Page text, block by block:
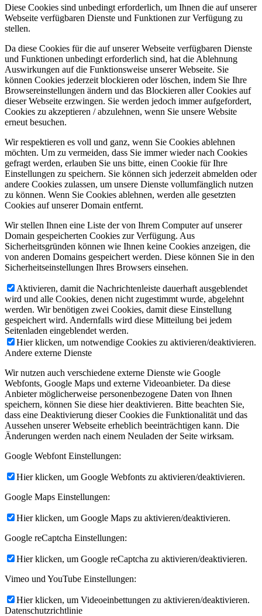
Diese Cookies sind unbedingt erforderlich, um Ihnen die auf unserer
Webseite verfügbaren Dienste und Funktionen zur Verfügung zu
stellen.
Da diese Cookies für die auf unserer Webseite verfügbaren Dienste
und Funktionen unbedingt erforderlich sind, hat die Ablehnung
Auswirkungen auf die Funktionsweise unserer Webseite. Sie
können Cookies jederzeit blockieren oder löschen, indem Sie Ihre
Browsereinstellungen ändern und das Blockieren aller Cookies auf
dieser Webseite erzwingen. Sie werden jedoch immer aufgefordert,
Cookies zu akzeptieren / abzulehnen, wenn Sie unsere Website
erneut besuchen.
Wir respektieren es voll und ganz, wenn Sie Cookies ablehnen
möchten. Um zu vermeiden, dass Sie immer wieder nach Cookies
gefragt werden, erlauben Sie uns bitte, einen Cookie für Ihre
Einstellungen zu speichern. Sie können sich jederzeit abmelden oder
andere Cookies zulassen, um unsere Dienste vollumfänglich nutzen
zu können. Wenn Sie Cookies ablehnen, werden alle gesetzten
Cookies auf unserer Domain entfernt.
Wir stellen Ihnen eine Liste der von Ihrem Computer auf unserer
Domain gespeicherten Cookies zur Verfügung. Aus
Sicherheitsgründen können wie Ihnen keine Cookies anzeigen, die
von anderen Domains gespeichert werden. Diese können Sie in den
Sicherheitseinstellungen Ihres Browsers einsehen.
Aktivieren, damit die Nachrichtenleiste dauerhaft ausgeblendet
wird und alle Cookies, denen nicht zugestimmt wurde, abgelehnt
werden. Wir benötigen zwei Cookies, damit diese Einstellung
gespeichert wird. Andernfalls wird diese Mitteilung bei jedem
Seitenladen eingeblendet werden.
Hier klicken, um notwendige Cookies zu aktivieren/deaktivieren.
Andere externe Dienste
Wir nutzen auch verschiedene externe Dienste wie Google
Webfonts, Google Maps und externe Videoanbieter. Da diese
Anbieter möglicherweise personenbezogene Daten von Ihnen
speichern, können Sie diese hier deaktivieren. Bitte beachten Sie,
dass eine Deaktivierung dieser Cookies die Funktionalität und das
Aussehen unserer Webseite erheblich beeinträchtigen kann. Die
Änderungen werden nach einem Neuladen der Seite wirksam.
Google Webfont Einstellungen:
Hier klicken, um Google Webfonts zu aktivieren/deaktivieren.
Google Maps Einstellungen:
Hier klicken, um Google Maps zu aktivieren/deaktivieren.
Google reCaptcha Einstellungen:
Hier klicken, um Google reCaptcha zu aktivieren/deaktivieren.
Vimeo und YouTube Einstellungen:
Hier klicken, um Videoeinbettungen zu aktivieren/deaktivieren.
Datenschutzrichtlinie